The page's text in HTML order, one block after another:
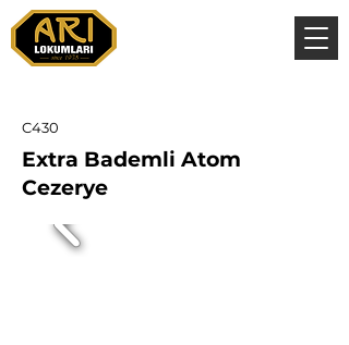
C430
Extra Bademli Atom
Cezerye